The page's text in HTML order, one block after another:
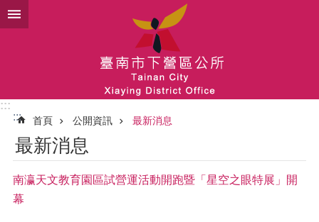
跳到主要內容區塊
:::
:::
首頁 公開資訊 最新消息
最新消息
南瀛天文教育園區試營運活動開跑暨「星空之眼特展」開
幕